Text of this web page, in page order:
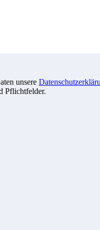
unsere
Pflichtfelder.